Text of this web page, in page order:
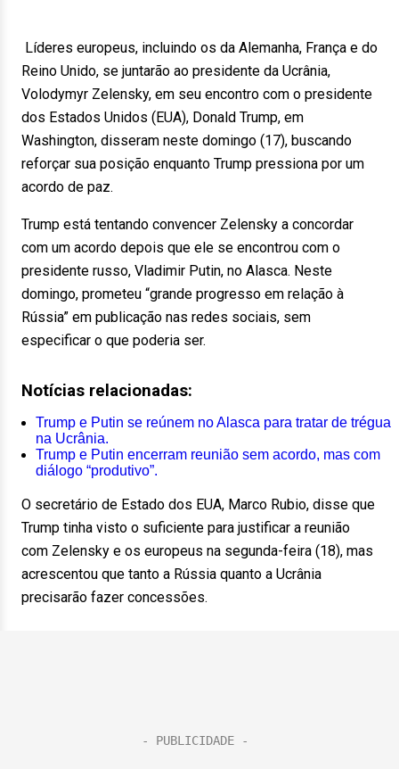
Líderes europeus, incluindo os da Alemanha, França e do
Reino Unido, se juntarão ao presidente da Ucrânia,
Volodymyr Zelensky, em seu encontro com o presidente
dos Estados Unidos (EUA), Donald Trump, em
Washington, disseram neste domingo (17), buscando
reforçar sua posição enquanto Trump pressiona por um
acordo de paz.
Trump está tentando convencer Zelensky a concordar
com um acordo depois que ele se encontrou com o
presidente russo, Vladimir Putin, no Alasca. Neste
domingo, prometeu “grande progresso em relação à
Rússia” em publicação nas redes sociais, sem
especificar o que poderia ser.
Notícias relacionadas:
Trump e Putin se reúnem no Alasca para tratar de trégua
na Ucrânia.
Trump e Putin encerram reunião sem acordo, mas com
diálogo “produtivo”.
O secretário de Estado dos EUA, Marco Rubio, disse que
Trump tinha visto o suficiente para justificar a reunião
com Zelensky e os europeus na segunda-feira (18), mas
acrescentou que tanto a Rússia quanto a Ucrânia
precisarão fazer concessões.